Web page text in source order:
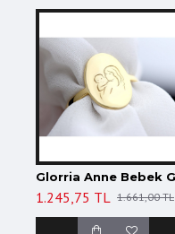
1.245,75 TL 1.661,00 TL